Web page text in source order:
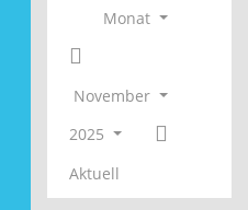
Monat
November
2025
Aktuell